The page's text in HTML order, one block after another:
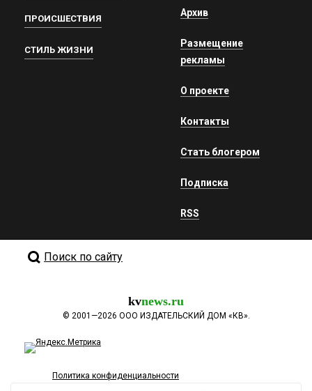
ПРОИСШЕСТВИЯ
СТИЛЬ ЖИЗНИ
Архив
Размещение
рекламы
О проекте
Контакты
Стать блогером
Подписка
RSS
Поиск по сайту
kvnews.ru
© 2001—2026 ООО ИЗДАТЕЛЬСКИЙ ДОМ «КВ».
Политика конфиденциальности